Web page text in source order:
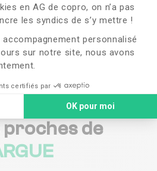
en AG de copro, on n’a pas
les syndics de s’y mettre !
personnalisé
sur notre site, nous avons
certifiés par
OK pour moi
consent
CGU et lapolitique de
rappeler
proches de